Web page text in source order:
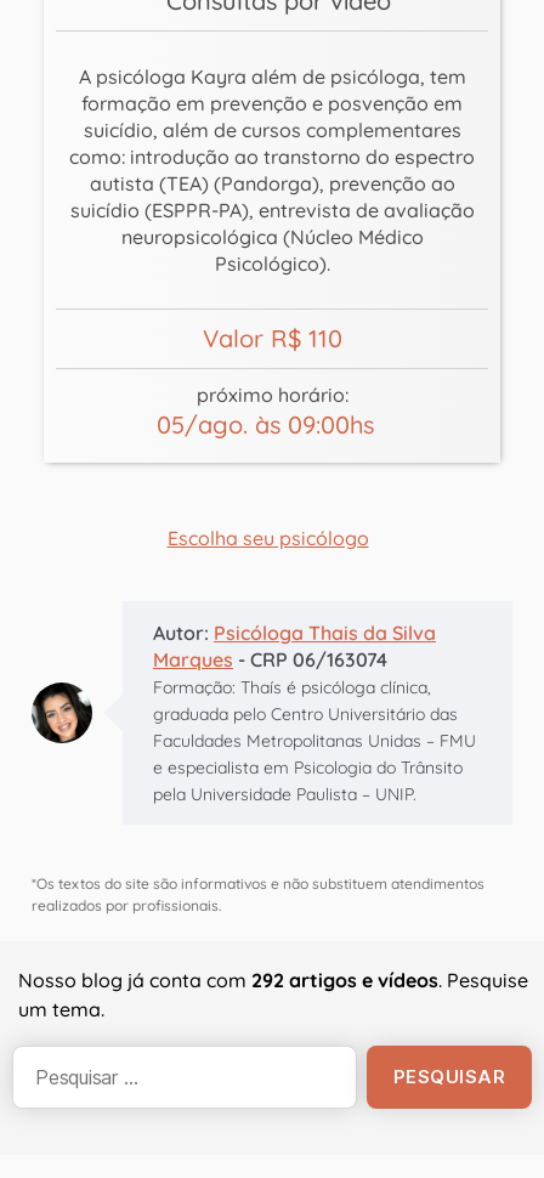
A psicóloga Kayra além de psicóloga, tem
formação em prevenção e posvenção em
suicídio, além de cursos complementares
como: introdução ao transtorno do espectro
autista (TEA) (Pandorga), prevenção ao
suicídio (ESPPR-PA), entrevista de avaliação
neuropsicológica (Núcleo Médico
Psicológico).
Valor R$ 110
próximo horário:
05/ago. às 09:00hs
Escolha seu psicólogo
Autor: Psicóloga Thais da Silva
Marques - CRP 06/163074
Formação: Thaís é psicóloga clínica,
graduada pelo Centro Universitário das
Faculdades Metropolitanas Unidas – FMU
e especialista em Psicologia do Trânsito
pela Universidade Paulista – UNIP.
*Os textos do site são informativos e não substituem atendimentos
realizados por profissionais.
Nosso blog já conta com 292 artigos e vídeos. Pesquise
um tema.